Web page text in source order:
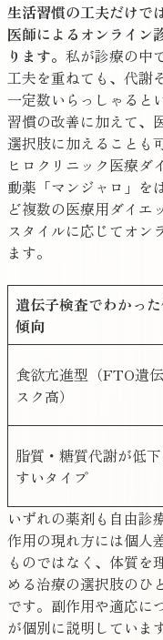
生活習慣の工夫だけで
医師によるオンライン
ります。 私が診療の中
工夫を重ねても、代謝
一定数いらっしゃると
習慣の改善に加えて、
選択肢に加えることも
ヒロクリニック医療
動薬「マンジャロ」を
ど複数の医療用ダイエ
スタイルに応じてオン
ます。
遺伝子検査でわかっ
傾向
食欲亢進型（FTO遺
スク高）
脂質・糖質代謝が低
すいタイプ
いずれの薬剤も自由診
作用の現れ方には個人
ものではなく、体質を
める治療の選択肢のひ
です。副作用や適応に
が個別に説明していま